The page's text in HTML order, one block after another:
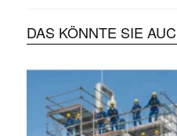
DAS KÖNNTE SIE